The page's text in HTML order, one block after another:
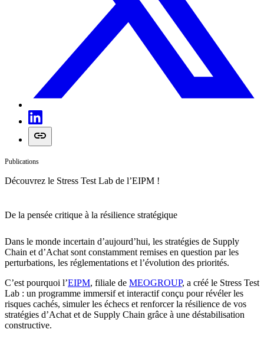
Publications
Découvrez le Stress Test Lab de l’EIPM !
De la pensée critique à la résilience stratégique
Dans le monde incertain d’aujourd’hui, les stratégies de Supply
Chain et d’Achat sont constamment remises en question par les
perturbations, les réglementations et l’évolution des priorités.
C’est pourquoi l’EIPM, filiale de MEOGROUP, a créé le Stress Test
Lab : un programme immersif et interactif conçu pour révéler les
risques cachés, simuler les échecs et renforcer la résilience de vos
stratégies d’Achat et de Supply Chain grâce à une déstabilisation
constructive.